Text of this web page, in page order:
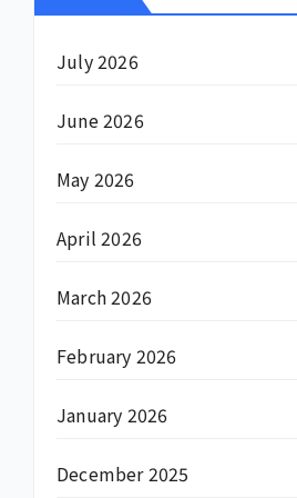
July 2026
June 2026
May 2026
April 2026
March 2026
February 2026
January 2026
December 2025